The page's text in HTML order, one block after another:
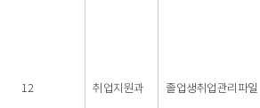
12 취업지원과 졸업생취업관리파일